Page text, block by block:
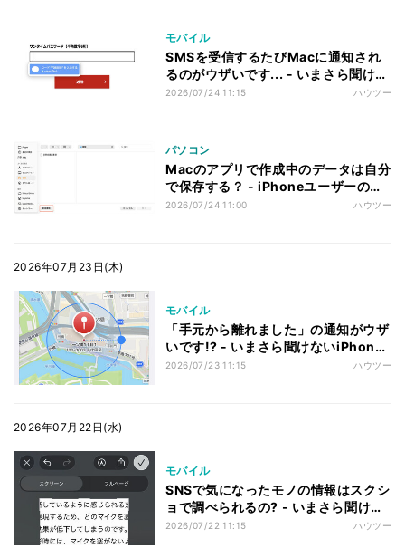
モバイル
SMSを受信するたびMacに通知され
るのがウザいです... - いまさら聞けな
いiPhoneのなぜ
2026/07/24 11:15 ハウツー
パソコン
Macのアプリで作成中のデータは自分
で保存する？ - iPhoneユーザーのた
めのMacのトリセツ
2026/07/24 11:00 ハウツー
2026年07月23日(木)
モバイル
「手元から離れました」の通知がウザ
いです!? - いまさら聞けないiPhone
のなぜ
2026/07/23 11:15 ハウツー
2026年07月22日(水)
モバイル
SNSで気になったモノの情報はスクシ
ョで調べられるの? - いまさら聞けな
いiPhoneのなぜ
2026/07/22 11:15 ハウツー